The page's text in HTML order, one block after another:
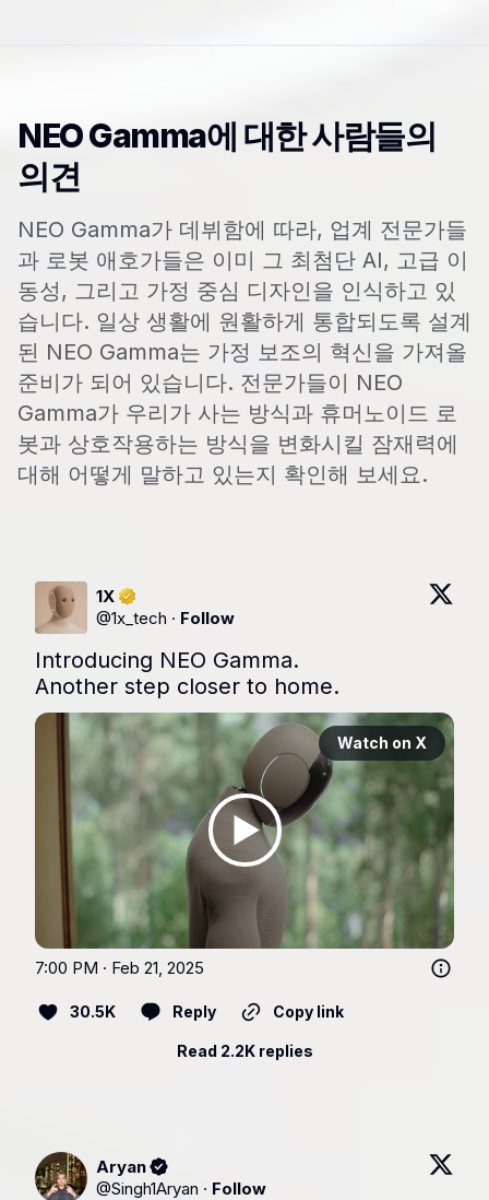
NEO Gamma에 대한 사람들의
의견
NEO Gamma가 데뷔함에 따라, 업계 전문가들
과 로봇 애호가들은 이미 그 최첨단 AI, 고급 이
동성, 그리고 가정 중심 디자인을 인식하고 있
습니다. 일상 생활에 원활하게 통합되도록 설계
된 NEO Gamma는 가정 보조의 혁신을 가져올
준비가 되어 있습니다. 전문가들이 NEO
Gamma가 우리가 사는 방식과 휴머노이드 로
봇과 상호작용하는 방식을 변화시킬 잠재력에
대해 어떻게 말하고 있는지 확인해 보세요.
1X
@1x_tech · Follow
Introducing NEO Gamma.
Another step closer to home.
Watch on X
7:00 PM · Feb 21, 2025
30.5K Reply Copy link
Read 2.2K replies
Aryan
@Singh1Aryan · Follow